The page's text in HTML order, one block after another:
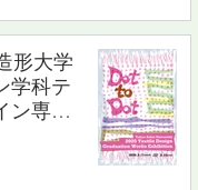
形大学
学科テ
ン専攻
年度有